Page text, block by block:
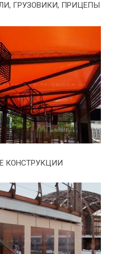
ГРУЗОВИКИ, ПРИЦЕПЫ
КОНСТРУКЦИИ